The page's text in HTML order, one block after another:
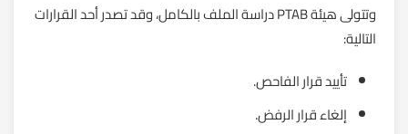
وتتولى هيئة PTAB دراسة الملف بالكامل، وقد تصدر أحد القرارات
التالية:
تأييد قرار الفاحص.
إلغاء قرار الرفض.